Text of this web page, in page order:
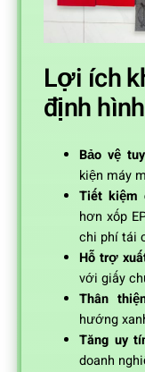
Lợi ích
định hình
Bảo vệ
kiện máy
Tiết kiệm
hơn xốp
chi phí tái
Hỗ trợ
với giấy
Thân
hướng
Tăng uy
doanh